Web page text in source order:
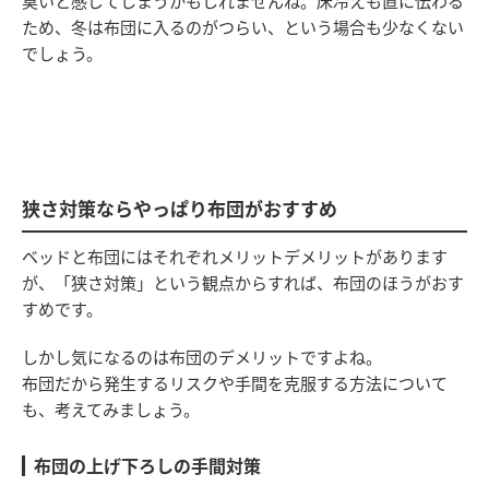
ため、冬は布団に入るのがつらい、という場合も少なくない
でしょう。
狭さ対策ならやっぱり布団がおすすめ
ベッドと布団にはそれぞれメリットデメリットがあります
が、「狭さ対策」という観点からすれば、布団のほうがおす
すめです。
しかし気になるのは布団のデメリットですよね。
布団だから発生するリスクや手間を克服する方法について
も、考えてみましょう。
布団の上げ下ろしの手間対策